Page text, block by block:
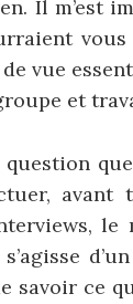
Il m’est
vous
vue
et
avant
le
s’agisse
savoir ce